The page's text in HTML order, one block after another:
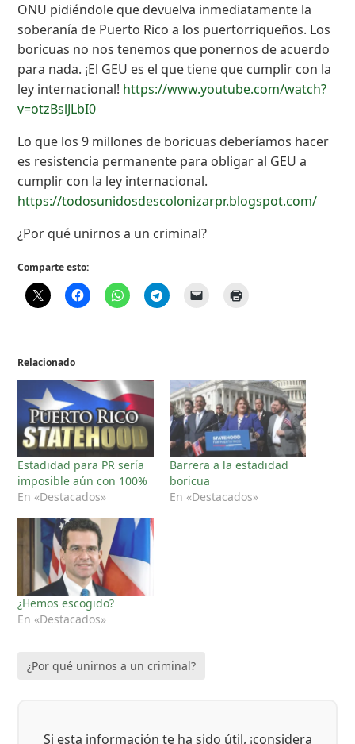
ONU pidiéndole que devuelva inmediatamente la
soberanía de Puerto Rico a los puertorriqueños. Los
boricuas no nos tenemos que ponernos de acuerdo
para nada. ¡El GEU es el que tiene que cumplir con la
ley internacional! https://www.youtube.com/watch?
v=otzBslJLbI0
Lo que los 9 millones de boricuas deberíamos hacer
es resistencia permanente para obligar al GEU a
cumplir con la ley internacional.
https://todosunidosdescolonizarpr.blogspot.com/
¿Por qué unirnos a un criminal?
Comparte esto:
Relacionado
Estadidad para PR sería
imposible aún con 100%
En «Destacados»
Barrera a la estadidad
boricua
En «Destacados»
¿Hemos escogido?
En «Destacados»
¿Por qué unirnos a un criminal?
Si esta información te ha sido útil, ¡considera